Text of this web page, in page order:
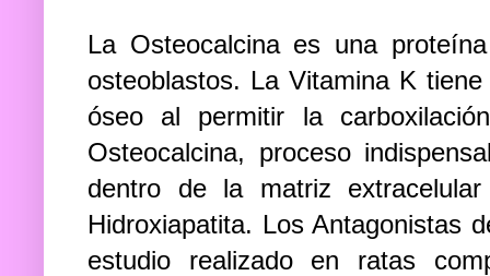
La Osteocalcina es una
osteoblastos. La Vitamina K
óseo al permitir la
Osteocalcina, proceso
dentro de la matriz
Hidroxiapatita. Los Antagonistas
estudio realizado en ratas